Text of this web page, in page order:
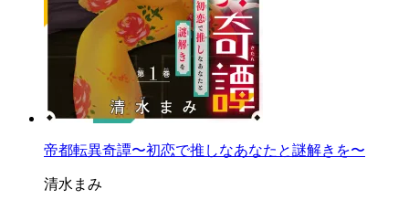
帝都転異奇譚〜初恋で推しなあなたと謎解きを〜
清水まみ